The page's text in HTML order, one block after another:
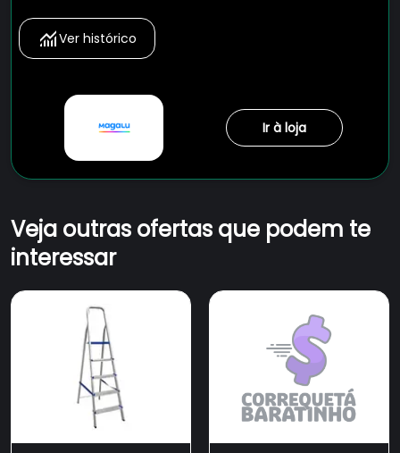
Ver histórico
Ir à loja
Veja outras ofertas que podem te
interessar